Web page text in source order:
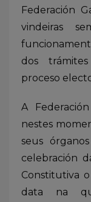
Federación
vindeiras
dos
proceso
A
nestes
seus
celebración
Constitutiva
data na